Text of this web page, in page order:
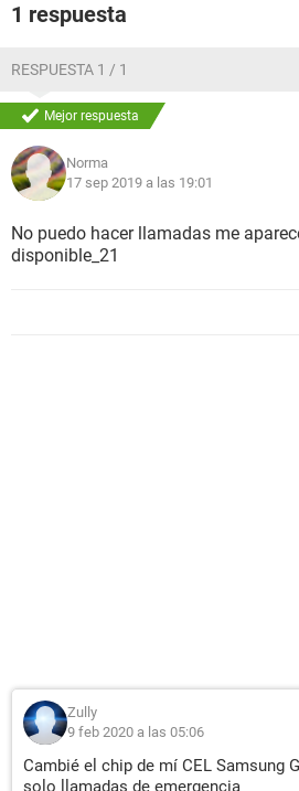
1 respuesta
RESPUESTA 1 / 1
Mejor respuesta
Norma
17 sep 2019 a las 19:01
No puedo hacer llamadas me
disponible_21
Zully
9 feb 2020 a las 05:06
Cambié el chip de mí CEL Samsung
solo llamadas de emergencia